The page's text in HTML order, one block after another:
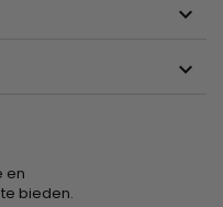


en
bieden.